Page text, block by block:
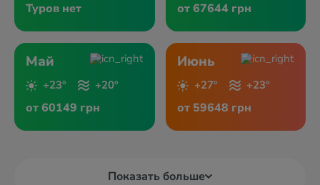
Туров нет от 67644 грн
Май
+23° +20°
от 60149 грн
Июнь
+27° +23°
от 59648 грн
Показать больше